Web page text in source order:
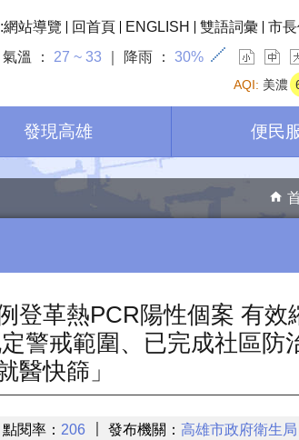
網站導覽 回首頁 ENGLISH 雙語詞彙 市
氣溫
27 ~ 33 降雨 30%
AQI: 美濃
發現高雄 便民
登革熱PCR陽性個案 有效
警戒範圍、已完成社區防
醫快篩」
點閱率： 206 發布機關： 高雄市政府衛生局